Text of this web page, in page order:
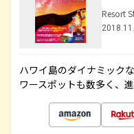
Resort
ハワイ島のダイナミック
ワースポットも数多く、